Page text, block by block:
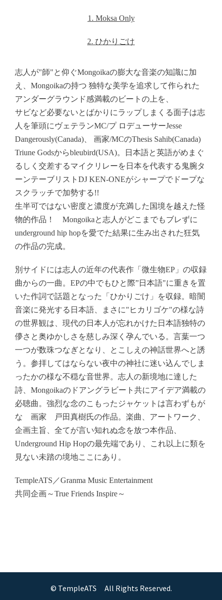
1. Moksa Only
2. ひかりごけ
志人が"師"と仰ぐMongoikaの膨大な音楽の知識に加
え、Mongoikaの持つ 独特な美学を追求して作られた
アンダーグラウンド感満載のビートの上を、
サビなど必要ないとばかりにラップしまくる面子は志
人を筆頭にヴェテランMC/プ ロデューサーJesse
Dangerously(Canada)、 画家/MCのThesis Sahib(Canada)
Triune Godsからbleubird(USA)。
日本語と英語がめまぐ
るしく交差するマイクリレーを日本を代表する鬼腕タ
ーンテーブリストDJ KEN-ONEがシャープでドープな
スクラッチで加勢する!!
生半可ではない密度と濃度が充満した国境を越えた怪
物的作品！ Mongoikaと志人がどこまでもブレずに
underground hip hopを愛でた結果に生み出された狂気
の作品の完成。
別サイドには志人の近年の代表作「微生物EP」の収録
曲からの一曲。 EPの中でもひと際”日本語"に重きを置
いた作詞で話題となった「ひかりごけ」を収録。 暗闇
音楽に発光する日本語、まさに"ヒカリゴケ"の様な詩
の世界観は、 現代の日本人が忘れかけた日本語独特の
儚さと奥ゆかしさを慈しみ深く孕んでいる。 言葉一つ
一つが数珠つなぎとなり、とこしえの神話世界へと誘
う。 参拝してはならない夜中の神社に迷い込んでしま
ったかの様な不穏な音世界。 志人の新境地に達した
詩、Mongoikaのドアングラビート共にアイデア満載の
必聴曲。 強烈な念のこもったジャケットは言わずもが
な 画家 戸田真樹氏の作品。 楽曲、アートワーク、
企画主旨、全てが言い知れぬ念を放つ本作品、
Underground Hip Hopの最先端であり、これ以上に類を
見ない未踏の境地ここにあり。
TempleATS／Granma Music Entertainment
共同企画～True Friends Inspire～
© TempleATS All Rights Reserved.